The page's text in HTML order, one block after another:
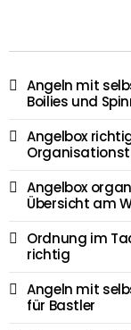
Angeln mit
Boilies und
Angelbox
Angelbox
Übersicht am
Ordnung im
richtig
Angeln mit
für Bastler